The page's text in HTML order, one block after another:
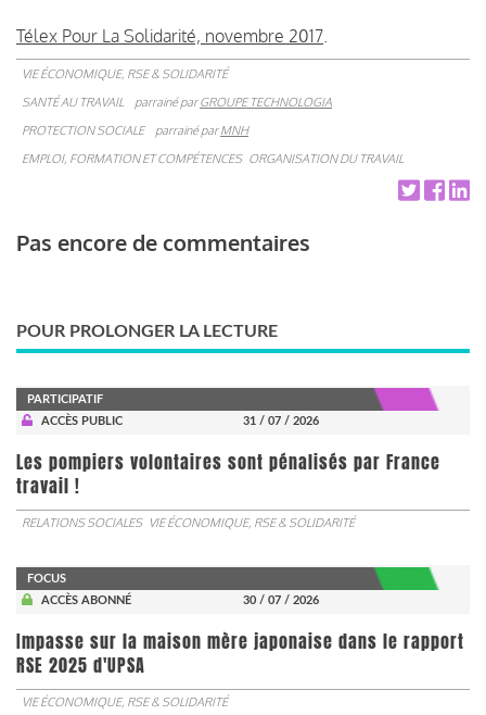
Télex Pour La Solidarité, novembre 2017
VIE ÉCONOMIQUE, RSE & SOLIDARITÉ
SANTÉ AU TRAVAIL
parrainé parGROUPE TECHNOLOGIA
PROTECTION SOCIALE
parrainé parMNH
EMPLOI, FORMATION ET COMPÉTENCES ORGANISATION DU TRAVAIL
Pas encore de commentaires
POUR PROLONGER LA LECTURE
PARTICIPATIF
ACCÈS PUBLIC
31 / 07 / 2026
Les pompiers volontaires sont pénalisés par France
travail !
RELATIONS SOCIALES VIE ÉCONOMIQUE, RSE & SOLIDARITÉ
FOCUS
ACCÈS ABONNÉ
30 / 07 / 2026
Impasse sur la maison mère japonaise dans le rapport
RSE 2025 d'UPSA
VIE ÉCONOMIQUE, RSE & SOLIDARITÉ